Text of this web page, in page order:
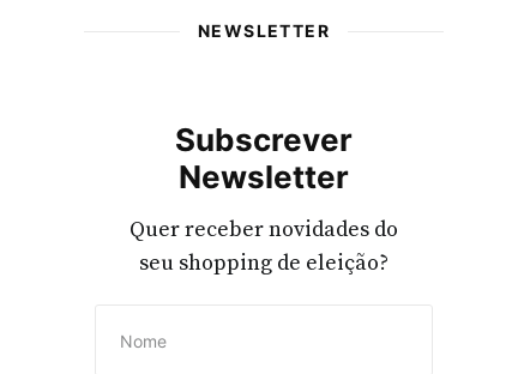
NEWSLETTER
Subscrever
Newsletter
Quer receber novidades do
seu shopping de eleição?